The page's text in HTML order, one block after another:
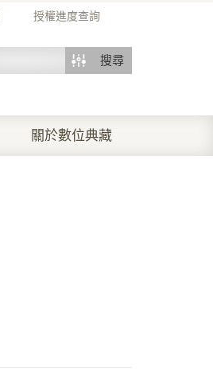
授權進度查詢
搜尋
關於數位典藏